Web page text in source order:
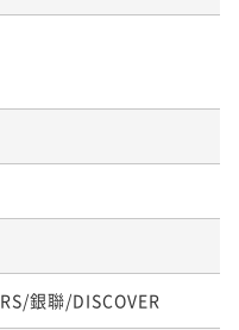
2名 ¥ 157,248 ~
銀聯/DISCOVER